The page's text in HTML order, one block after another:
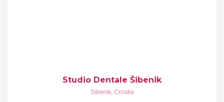
Studio Dentale Šibenik
Sibenik, Croatia